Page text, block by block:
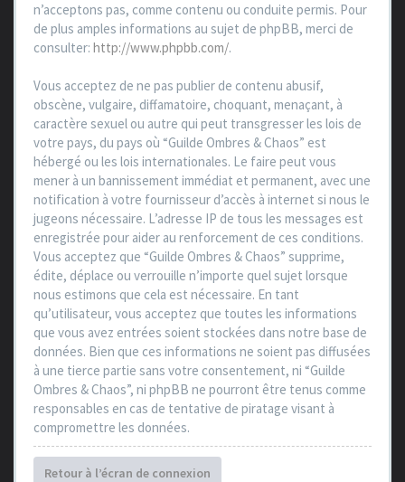
n’acceptons pas, comme contenu ou conduite permis. Pour
de plus amples informations au sujet de phpBB, merci de
consulter: http://www.phpbb.com/.
Vous acceptez de ne pas publier de contenu abusif,
obscène, vulgaire, diffamatoire, choquant, menaçant, à
caractère sexuel ou autre qui peut transgresser les lois de
votre pays, du pays où “Guilde Ombres & Chaos” est
hébergé ou les lois internationales. Le faire peut vous
mener à un bannissement immédiat et permanent, avec une
notification à votre fournisseur d’accès à internet si nous le
jugeons nécessaire. L’adresse IP de tous les messages est
enregistrée pour aider au renforcement de ces conditions.
Vous acceptez que “Guilde Ombres & Chaos” supprime,
édite, déplace ou verrouille n’importe quel sujet lorsque
nous estimons que cela est nécessaire. En tant
qu’utilisateur, vous acceptez que toutes les informations
que vous avez entrées soient stockées dans notre base de
données. Bien que ces informations ne soient pas diffusées
à une tierce partie sans votre consentement, ni “Guilde
Ombres & Chaos”, ni phpBB ne pourront être tenus comme
responsables en cas de tentative de piratage visant à
compromettre les données.
Retour à l’écran de connexion